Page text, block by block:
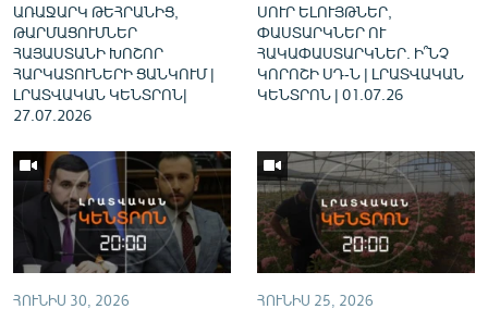
ԱՌԱՋԱՐԿ ԹԵՀՐԱՆԻՑ,
ԹԱՐՄԱՑՈՒՄՆԵՐ
ՀԱՅԱՍՏԱՆԻ ԽՈՇՈՐ
ՀԱՐԿԱՏՈՒՆԵՐԻ ՑԱՆԿՈՒՄ |
ԼՐԱՏՎԱԿԱՆ ԿԵՆՏՐՈՆ|
27.07.2026
ՍՈՒՐ ԵԼՈՒՅԹՆԵՐ,
ՓԱՍՏԱՐԿՆԵՐ ՈՒ
ՀԱԿԱՓԱՍՏԱՐԿՆԵՐ. Ի՞ՆՉ
ԿՈՐՈՇԻ ՍԴ-Ն | ԼՐԱՏՎԱԿԱՆ
ԿԵՆՏՐՈՆ | 01.07.26
ՀՈՒՆԻՍ 30, 2026 ՀՈՒՆԻՍ 25, 2026